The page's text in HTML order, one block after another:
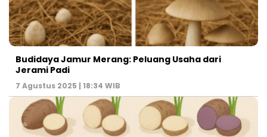
Budidaya Jamur Merang: Peluang Usaha dari
Jerami Padi
7 Agustus 2025 | 18:34 WIB